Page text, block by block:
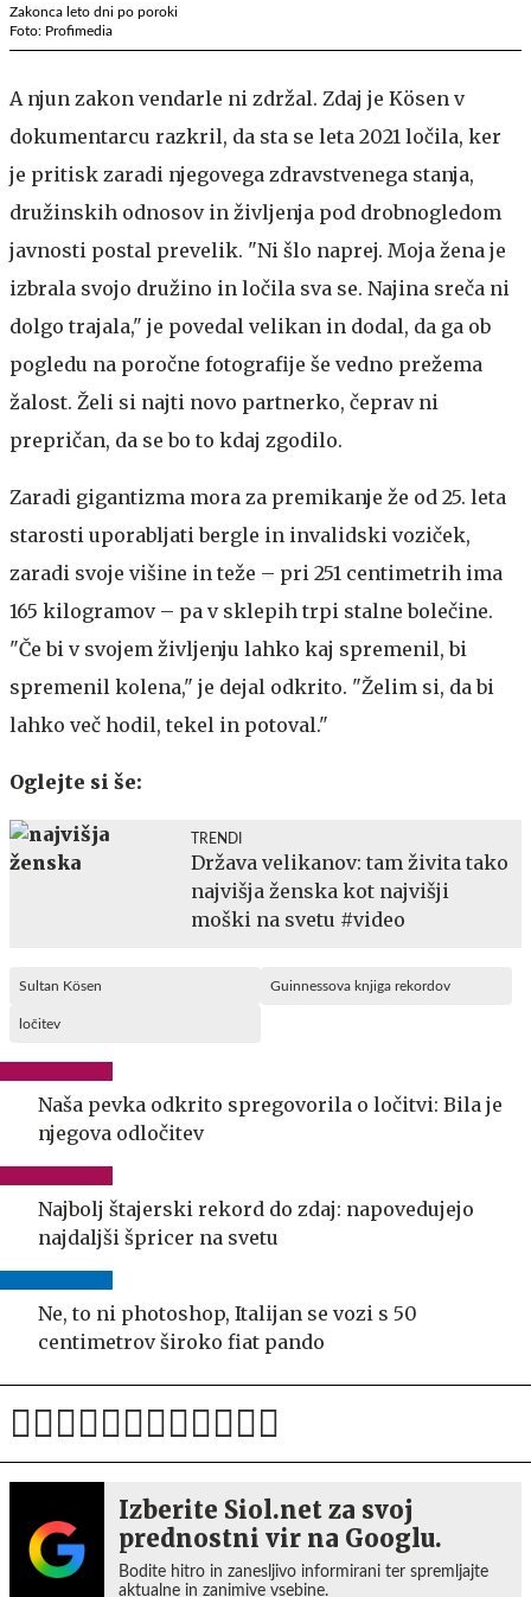
Zakonca leto dni po poroki
Foto: Profimedia
A njun zakon vendarle ni zdržal. Zdaj je Kösen v
dokumentarcu razkril, da sta se leta 2021 ločila, ker
je pritisk zaradi njegovega zdravstvenega stanja,
družinskih odnosov in življenja pod drobnogledom
javnosti postal prevelik. "Ni šlo naprej. Moja žena je
izbrala svojo družino in ločila sva se. Najina sreča ni
dolgo trajala," je povedal velikan in dodal, da ga ob
pogledu na poročne fotografije še vedno prežema
žalost. Želi si najti novo partnerko, čeprav ni
prepričan, da se bo to kdaj zgodilo.
Zaradi gigantizma mora za premikanje že od 25. leta
starosti uporabljati bergle in invalidski voziček,
zaradi svoje višine in teže – pri 251 centimetrih ima
165 kilogramov – pa v sklepih trpi stalne bolečine.
"Če bi v svojem življenju lahko kaj spremenil, bi
spremenil kolena," je dejal odkrito. "Želim si, da bi
lahko več hodil, tekel in potoval."
Oglejte si še:
TRENDI
Država velikanov: tam živita tako
najvišja ženska kot najvišji
moški na svetu #video
Sultan Kösen Guinnessova knjiga rekordov
ločitev
Naša pevka odkrito spregovorila o ločitvi: Bila je
njegova odločitev
Najbolj štajerski rekord do zdaj: napovedujejo
najdaljši špricer na svetu
Ne, to ni photoshop, Italijan se vozi s 50
centimetrov široko fiat pando
Izberite Siol.net za svoj
prednostni vir na Googlu.
Bodite hitro in zanesljivo informirani ter spremljajte
aktualne in zanimive vsebine.